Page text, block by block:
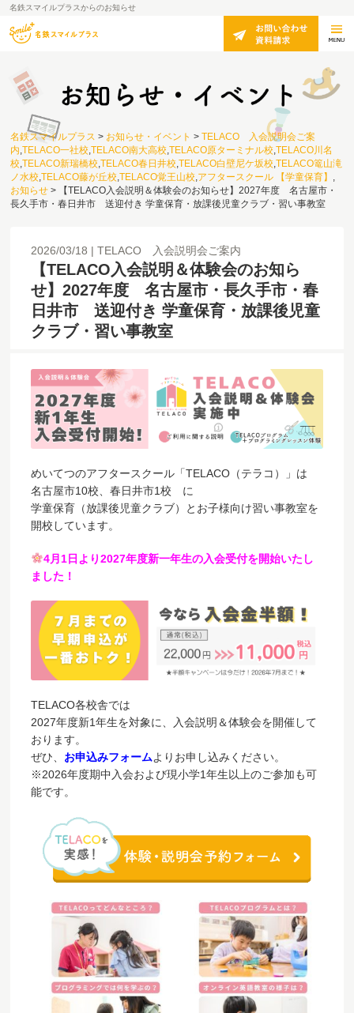
名鉄スマイルプラスからのお知らせ
名鉄スマイルプラス > お知らせ・イベント > TELACO 入会説明会ご案
内,TELACO一社校,TELACO南大高校,TELACO原ターミナル校,TELACO川名
校,TELACO新瑞橋校,TELACO春日井校,TELACO白壁尼ケ坂校,TELACO篭山滝
ノ水校,TELACO藤が丘校,TELACO覚王山校,アフタースクール 【学童保育】 ,
お知らせ >
【TELACO入会説明＆体験会のお知らせ】2027年度 名古屋市・
長久手市・春日井市 送迎付き 学童保育・放課後児童クラブ・習い事教室
2026/03/18 TELACO 入会説明会ご案内
【TELACO入会説明＆体験会のお知ら
せ】2027年度 名古屋市・長久手市・春
日井市 送迎付き 学童保育・放課後児童
クラブ・習い事教室
めいてつのアフタースクール「TELACO（テラコ）」は
名古屋市10校、春日井市1校 に
学童保育（放課後児童クラブ）とお子様向け習い事教室を
開校しています。
4月1日より2027年度新一年生の入会受付を開始いたし
ました！
TELACO各校舎では
2027年度新1年生を対象に、入会説明＆体験会を開催して
おります。
ぜひ、 お申込みフォームよりお申し込みください。
※2026年度期中入会および現小学1年生以上のご参加も可
能です。